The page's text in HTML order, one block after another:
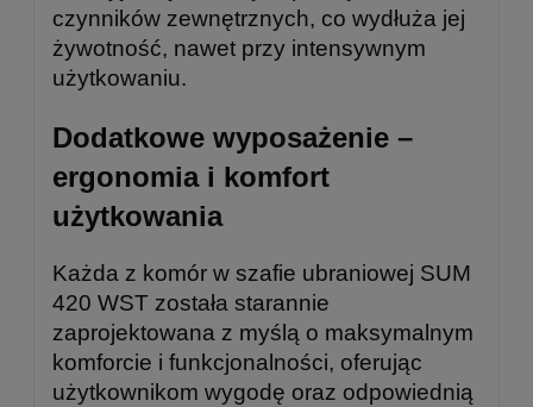
czynników zewnętrznych, co wydłuża jej
żywotność, nawet przy intensywnym
użytkowaniu.
Dodatkowe wyposażenie –
ergonomia i komfort
użytkowania
Każda z komór w szafie ubraniowej SUM
420 WST została starannie
zaprojektowana z myślą o maksymalnym
komforcie i funkcjonalności, oferując
użytkownikom wygodę oraz odpowiednią